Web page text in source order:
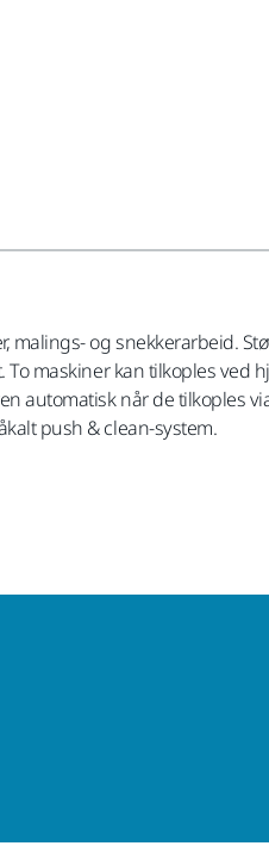
og snekkerarbeid.
maskiner kan tilkoples ved
automatisk når de tilkoples
push & clean-system.